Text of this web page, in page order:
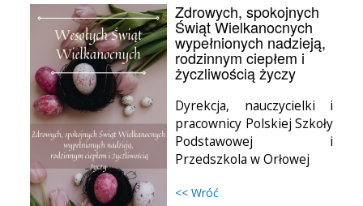
Zdrowych, spokojnych
Świąt Wielkanocnych
wypełnionych nadzieją,
rodzinnym ciepłem i
życzliwością życzy
Dyrekcja, nauczycielki i
pracownicy Polskiej Szkoły
Podstawowej i
Przedszkola w Orłowej
<< Wróć